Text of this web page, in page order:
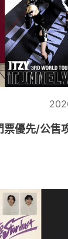
優先/公售